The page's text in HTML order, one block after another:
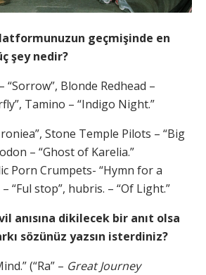
geçmişinde en
şey nedir?
“Sorrow”, Blonde Redhead –
Tamino – “Indigo Night.”
Stone Temple Pilots – “Big
– “Ghost of Karelia.”
Porn Crumpets- “Hymn for a
“Ful stop”, hubris. – “Of Light.”
anısına dikilecek bir anıt olsa
sözünüz yazsın isterdiniz?
(“Ra” – Great Journey